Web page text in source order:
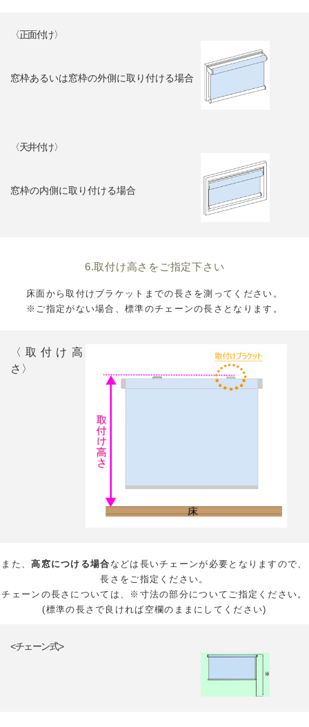
〈正面付け〉
窓枠あるいは窓枠の外側に取り付ける場合
〈天井付け〉
窓枠の内側に取り付ける場合
6.取付け高さをご指定下さい
床面から取付けブラケットまでの長さを測ってください。
※ご指定がない場合、標準のチェーンの長さとなります。
〈取付け高
さ〉
また、高窓につける場合 などは長いチェーンが必要となりますので、
長さをご指定ください。
チェーンの長さについては、※寸法の部分についてご指定ください。
(標準の長さで良ければ空欄のままにしてください)
<チェーン式>